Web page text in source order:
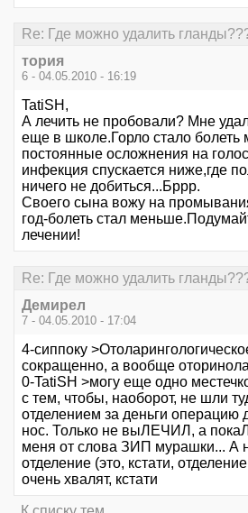
Re: Где можно удалить
тория
6 - 04.05.2010 - 16:19
TatiSH,
А лечить не пробовали? Мне
еще в школе.Горло стало болеть
постоянные осложнения на
инфекция спускается ниже,где
ничего не добиться...Бррр.
Своего сына вожу на
год-болеть стал
лечении!
Re: Где можно удалить
Демирел
7 - 04.05.2010 - 17:04
4-сиппоку
сокращенно, а вообще
0-TatiSH >могу еще одно
с тем, чтобы, наоборот, не шли
отделением за деньги операцию
нос. Только не выЛЕЧИЛ, а
меня от слова ЗИП мурашки... А
отделение (это, кстати,
очень хвалят, кстати